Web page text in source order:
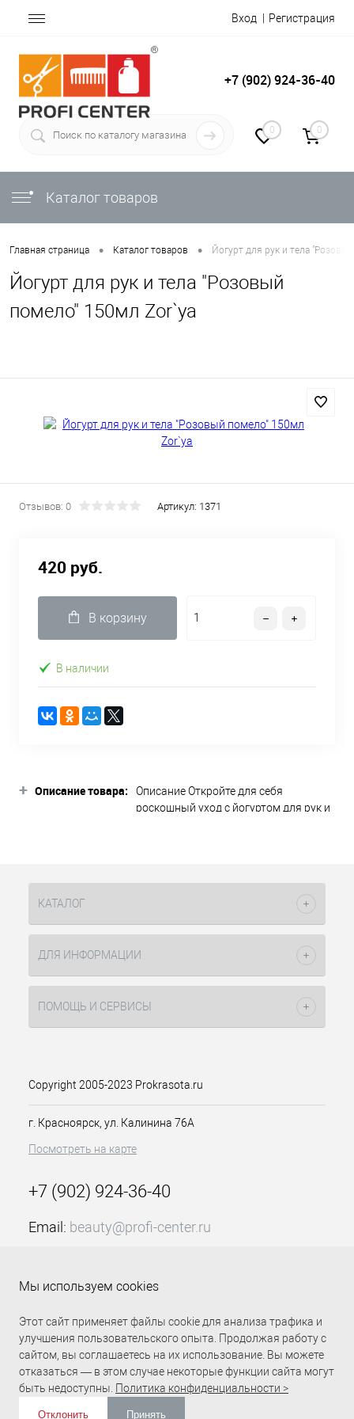
Вход Регистрация
+7 (902) 924-36-40
0 0
Каталог товаров
Главная страница • Каталог товаров • Йогурт для рук и тела
Йогурт для рук и тела "Розовый
помело" 150мл Zor`ya
Отзывов: 0 Артикул: 1371
420 руб.
В корзину
В наличии
+ Описание товара:
Описание Откройте для себя
роскошный уход с йогуртом для рук и
бархатистой. Масло кокоса богато
лауриновой кислотой, которая
противовоспалительными
свойствами. Откройте для себя яркий,
Идеально подходит для всех типов
Allantoin, Aloe Barbadensis Leaf Juice,
Vitis Vinifera (Grape) Seed Oil, Triticum
Vulgare (Wheat) Germ Oil, Cocos
Phenoxyethanol, Ethylhexylglycerin,
Домашний уход за телом.
массажными движениями на
КАТАЛОГ
ДЛЯ ИНФОРМАЦИИ
ПОМОЩЬ И СЕРВИСЫ
Copyright 2005-2023 Prokrasota.ru
г. Красноярск, ул. Калинина 76А
Посмотреть на карте
+7 (902) 924-36-40
Email: beauty@profi-center.ru
Прямая связь Profi Center
Мы используем cookies
Этот сайт применяет файлы cookie для анализа трафика и
улучшения пользовательского опыта. Продолжая работу с
сайтом, вы соглашаетесь на их использование. Вы можете
отказаться — в этом случае некоторые функции сайта могут
быть недоступны. Политика конфиденциальности >
Отклонить Принять